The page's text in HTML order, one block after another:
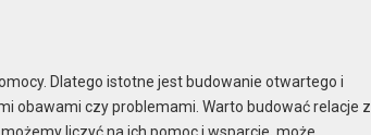
Dlatego istotne jest budowanie otwartego i
obawami czy problemami. Warto budować relacje z